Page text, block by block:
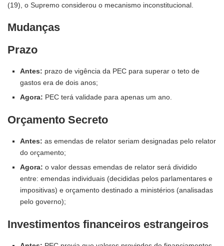
(19), o Supremo considerou o mecanismo inconstitucional.
Mudanças
Prazo
Antes: prazo de vigência da PEC para superar o teto de
gastos era de dois anos;
Agora: PEC terá validade para apenas um ano.
Orçamento Secreto
Antes: as emendas de relator seriam designadas pelo relator
do orçamento;
Agora: o valor dessas emendas de relator será dividido
entre: emendas individuais (decididas pelos parlamentares e
impositivas) e orçamento destinado a ministérios (analisadas
pelo governo);
Investimentos financeiros estrangeiros